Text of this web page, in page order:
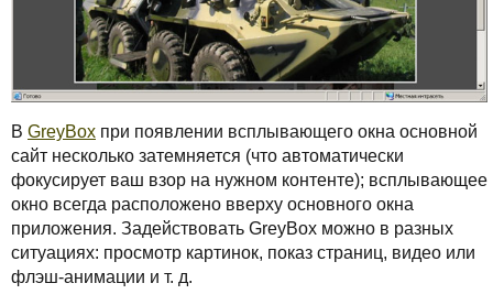
В GreyBox при появлении всплывающего окна основной
сайт несколько затемняется (что автоматически
фокусирует ваш взор на нужном контенте); всплывающее
окно всегда расположено вверху основного окна
приложения. Задействовать GreyBox можно в разных
ситуациях: просмотр картинок, показ страниц, видео или
флэш-анимации и т. д.